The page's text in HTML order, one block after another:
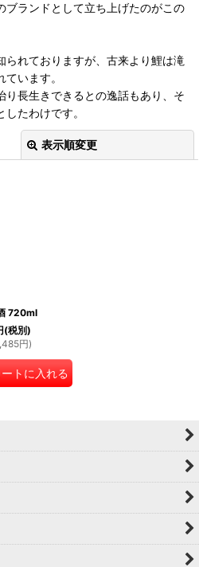
ブランドとして立ち上げたのがこの
られておりますが、古来より鯉は滝
います。
り長生きできるとの逸話もあり、そ
たわけです。
表示順変更
720ml
(税別)
円)
トに入れる